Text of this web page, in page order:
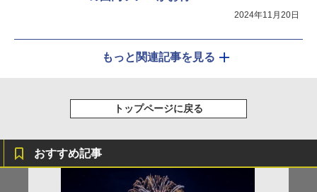
2024年11月20日
もっと関連記事を見る
トップページに戻る
おすすめ記事